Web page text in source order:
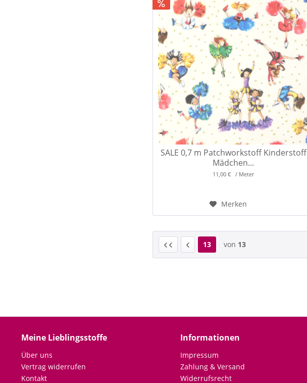
SALE 0,7 m Patchworkstoff Kinderstoff
Mädchen...
11,00 € / Meter
Merken
13 von 13
Meine Lieblingsstoffe
Über uns
Vertrag widerrufen
Kontakt
Informationen
Impressum
Zahlung & Versand
Widerrufsrecht